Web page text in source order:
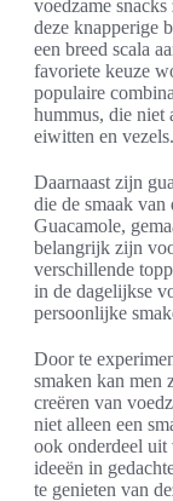
voedzame
deze knapperige
een breed scala
favoriete keuze
populaire
hummus, die niet
eiwitten en vezels.
Daarnaast zijn
die de smaak van
Guacamole,
belangrijk zijn
verschillende
in de dagelijkse
persoonlijke
Door te
smaken kan men
creëren van
niet alleen een
ook onderdeel uit
ideeën in
te genieten van